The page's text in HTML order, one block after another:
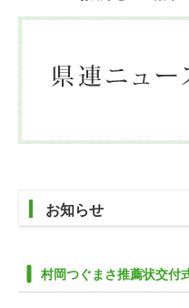
お知らせ
村岡つぐまさ推薦状交付